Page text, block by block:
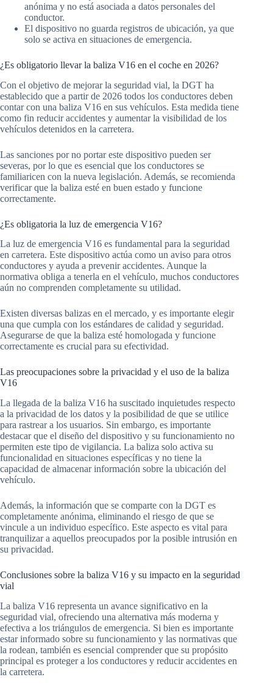
anónima y no está asociada a datos personales del
conductor.
El dispositivo no guarda registros de ubicación, ya que
solo se activa en situaciones de emergencia.
¿Es obligatorio llevar la baliza V16 en el coche en 2026?
Con el objetivo de mejorar la seguridad vial, la DGT ha
establecido que a partir de 2026 todos los conductores deben
contar con una baliza V16 en sus vehículos. Esta medida tiene
como fin reducir accidentes y aumentar la visibilidad de los
vehículos detenidos en la carretera.
Las sanciones por no portar este dispositivo pueden ser
severas, por lo que es esencial que los conductores se
familiaricen con la nueva legislación. Además, se recomienda
verificar que la baliza esté en buen estado y funcione
correctamente.
¿Es obligatoria la luz de emergencia V16?
La luz de emergencia V16 es fundamental para la seguridad
en carretera. Este dispositivo actúa como un aviso para otros
conductores y ayuda a prevenir accidentes. Aunque la
normativa obliga a tenerla en el vehículo, muchos conductores
aún no comprenden completamente su utilidad.
Existen diversas balizas en el mercado, y es importante elegir
una que cumpla con los estándares de calidad y seguridad.
Asegurarse de que la baliza esté homologada y funcione
correctamente es crucial para su efectividad.
Las preocupaciones sobre la privacidad y el uso de la baliza
V16
La llegada de la baliza V16 ha suscitado inquietudes respecto
a la privacidad de los datos y la posibilidad de que se utilice
para rastrear a los usuarios. Sin embargo, es importante
destacar que el diseño del dispositivo y su funcionamiento no
permiten este tipo de vigilancia. La baliza solo activa su
funcionalidad en situaciones específicas y no tiene la
capacidad de almacenar información sobre la ubicación del
vehículo.
Además, la información que se comparte con la DGT es
completamente anónima, eliminando el riesgo de que se
vincule a un individuo específico. Este aspecto es vital para
tranquilizar a aquellos preocupados por la posible intrusión en
su privacidad.
Conclusiones sobre la baliza V16 y su impacto en la seguridad
vial
La baliza V16 representa un avance significativo en la
seguridad vial, ofreciendo una alternativa más moderna y
efectiva a los triángulos de emergencia. Si bien es importante
estar informado sobre su funcionamiento y las normativas que
la rodean, también es esencial comprender que su propósito
principal es proteger a los conductores y reducir accidentes en
la carretera.